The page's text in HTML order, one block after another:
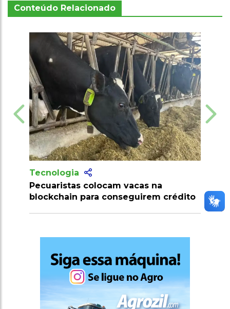
Conteúdo Relacionado
Tecnologia
Pecuaristas colocam vacas na
blockchain para conseguirem crédito milhões de